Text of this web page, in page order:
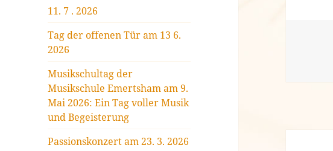
11. 7 . 2026
Tag der offenen Tür am 13 6.
2026
Musikschultag der
Musikschule Emertsham am 9.
Mai 2026: Ein Tag voller Musik
und Begeisterung
Passionskonzert am 23. 3. 2026